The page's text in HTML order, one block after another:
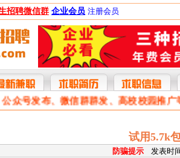
招聘微信群 企业会员 注册会员
公众号发布、微信群群发、高校校园推
试用5.7k
防骗提示 发表时